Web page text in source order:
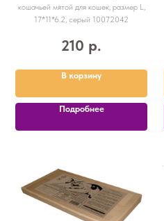
кошачьей мятой для кошек, размер L,
17*11*6.2, серый 10072042
210 р.
В корзину
Подробнее